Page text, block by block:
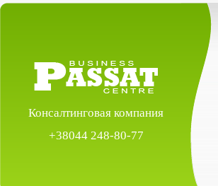
Консалтинговая компания
+38044 248-80-77